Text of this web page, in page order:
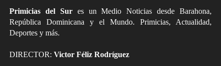
Primicias del Sures un Medio Noticias desde Barahona,
República Dominicana y el Mundo. Primicias, Actualidad,
Deportes y más.
DIRECTOR: Victor Féliz Rodríguez